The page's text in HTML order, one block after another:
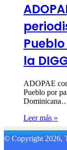
la
ADOPAE
Pueblo por
Leer más »
© Copyright 2026,